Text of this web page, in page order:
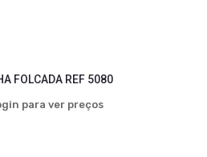
FOLCADA REF 5080
para ver preços